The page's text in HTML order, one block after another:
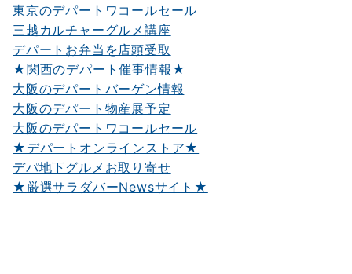
東京のデパートワコールセール
三越カルチャーグルメ講座
デパートお弁当を店頭受取
★関西のデパート催事情報★
大阪のデパートバーゲン情報
大阪のデパート物産展予定
大阪のデパートワコールセール
★デパートオンラインストア★
デパ地下グルメお取り寄せ
★厳選サラダバーNewsサイト★